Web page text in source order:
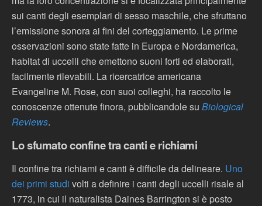
sui canti degli esemplari di sesso maschile, che sfruttano
l’emissione sonora ai fini del corteggiamento. Le prime
osservazioni sono state fatte in Europa e Nordamerica,
habitat di uccelli che emettono suoni forti ed elaborati,
facilmente rilevabili. La ricercatrice americana
Evangeline M. Rose, con suoi colleghi, ha raccolto le
conoscenze ottenute finora, pubblicandole su Biological
Reviews.
Lo sfumato confine tra canti e richiami
Il confine tra richiami e canti è difficile da delineare. Uno
dei primi studi volti a definire i canti degli uccelli risale al
1773, in cui il naturalista Daines Barrington si è posto